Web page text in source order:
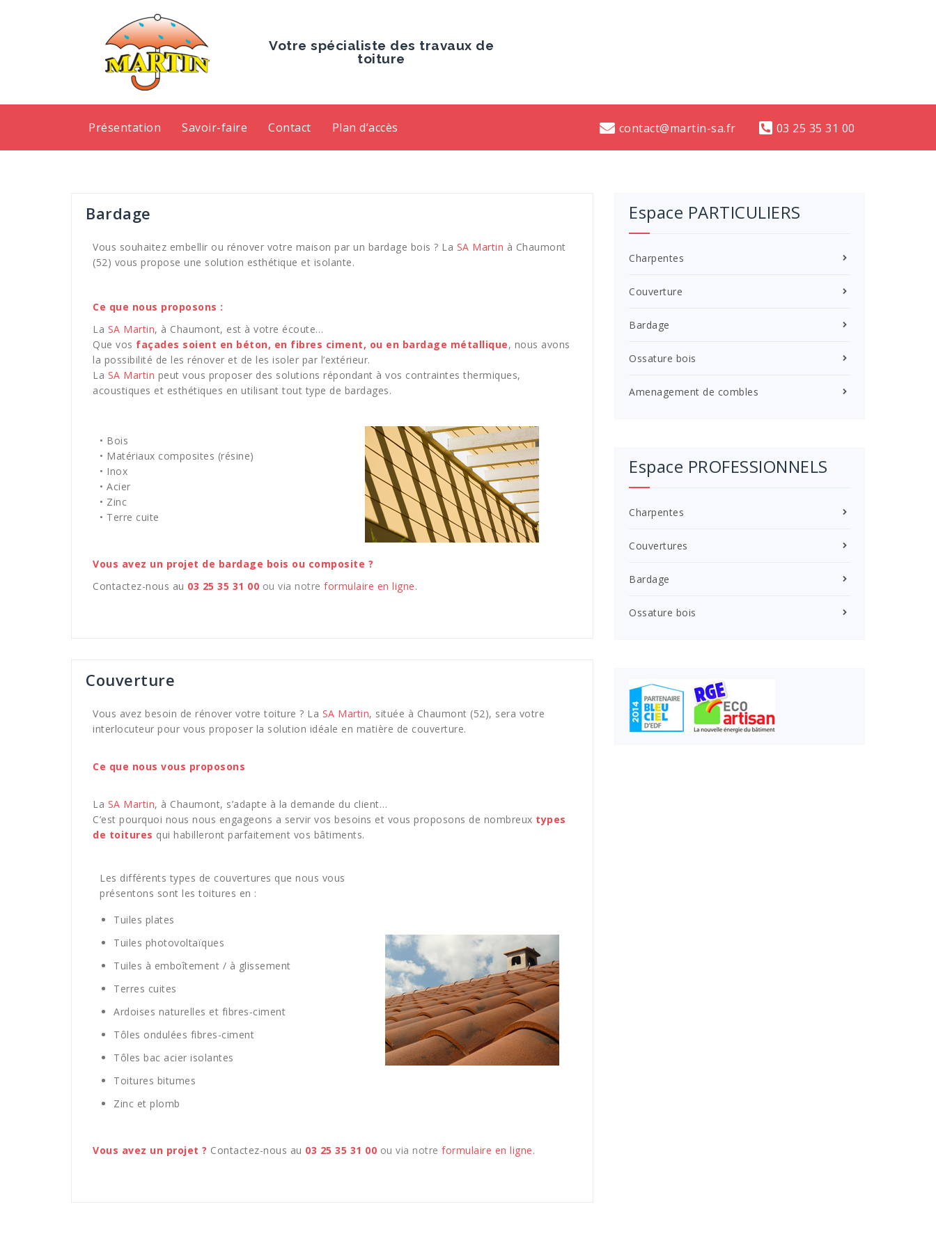
Votre spécialiste des travaux de
toiture
Présentation Savoir-faire Contact Plan d’accès contact@martin-sa.fr 03 25 35 31 00
Bardage
Vous souhaitez embellir ou rénover votre maison par un bardage bois ? La SA Martin à Chaumont
(52) vous propose une solution esthétique et isolante.
Ce que nous proposons :
La SA Martin, à Chaumont, est à votre écoute…
Que vos façades soient en béton, en fibres ciment, ou en bardage métallique, nous avons
la possibilité de les rénover et de les isoler par l’extérieur.
La SA Martin peut vous proposer des solutions répondant à vos contraintes thermiques,
acoustiques et esthétiques en utilisant tout type de bardages.
• Bois
• Matériaux composites (résine)
• Inox
• Acier
• Zinc
• Terre cuite
Vous avez un projet de bardage bois ou composite ?
Contactez-nous au 03 25 35 31 00 ou via notre formulaire en ligne.
Couverture
Vous avez besoin de rénover votre toiture ? La SA Martin, située à Chaumont (52), sera votre
interlocuteur pour vous proposer la solution idéale en matière de couverture.
Ce que nous vous proposons
La SA Martin, à Chaumont, s’adapte à la demande du client…
C’est pourquoi nous nous engageons a servir vos besoins et vous proposons de nombreux types
de toitures qui habilleront parfaitement vos bâtiments.
Les différents types de couvertures que nous vous
présentons sont les toitures en :
Tuiles plates
Tuiles photovoltaïques
Tuiles à emboîtement / à glissement
Terres cuites
Ardoises naturelles et fibres-ciment
Tôles ondulées fibres-ciment
Tôles bac acier isolantes
Toitures bitumes
Zinc et plomb
Vous avez un projet ? Contactez-nous au 03 25 35 31 00 ou via notre formulaire en ligne.
Espace PARTICULIERS
Charpentes
Couverture
Bardage
Ossature bois
Amenagement de combles
Espace PROFESSIONNELS
Charpentes
Couvertures
Bardage
Ossature bois